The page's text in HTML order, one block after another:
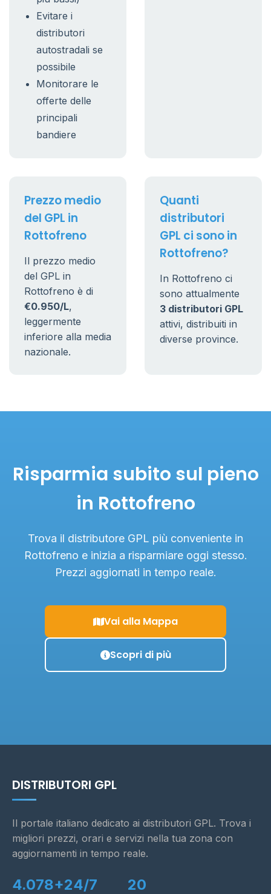
Evitare i
distributori
autostradali se
possibile
Monitorare le
offerte delle
principali
bandiere
Prezzo medio
del GPL in
Rottofreno
Il prezzo medio
del GPL in
Rottofreno è di
€0.950/L,
leggermente
inferiore alla media
nazionale.
Quanti
distributori
GPL ci sono in
Rottofreno?
In Rottofreno ci
sono attualmente
3 distributori GPL
attivi, distribuiti in
diverse province.
Risparmia subito sul pieno
in Rottofreno
Trova il distributore GPL più conveniente in
Rottofreno e inizia a risparmiare oggi stesso.
Prezzi aggiornati in tempo reale.
Vai alla Mappa
Scopri di più
DISTRIBUTORI GPL
Il portale italiano dedicato ai distributori GPL. Trova i
migliori prezzi, orari e servizi nella tua zona con
aggiornamenti in tempo reale.
4.078+24/7 20